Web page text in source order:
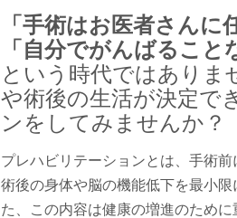
「手術はお医者さんに
「自分でがんばること
という時代ではありま
や術後の生活が決定で
ンをしてみませんか？
プレハビリテーションとは、手術
術後の身体や脳の機能低下を最小
た、この内容は健康の増進のため